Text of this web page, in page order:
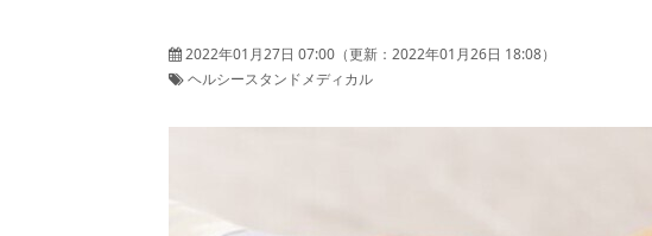
2022年01月27日 07:00 （更新： 2022年01月26日 18:08）
ヘルシースタンドメディカル